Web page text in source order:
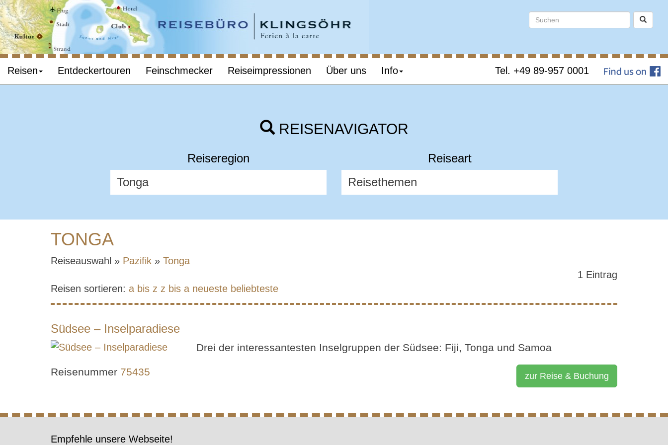
Reisen Entdeckertouren Feinschmecker Reiseimpressionen Über uns Info Tel. +49 89-957 0001
REISENAVIGATOR
Reiseregion Reiseart
TONGA
Reiseauswahl » Pazifik » Tonga
1 Eintrag
Reisen sortieren: a bis z z bis a neueste beliebteste
Südsee – Inselparadiese
Drei der interessantesten Inselgruppen der Südsee: Fiji, Tonga und Samoa
Reisenummer 75435 zur Reise & Buchung
Empfehle unsere Webseite!